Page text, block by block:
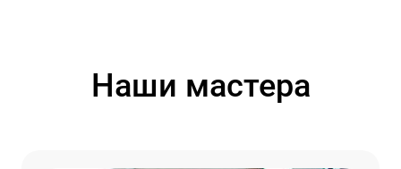
Наши мастера